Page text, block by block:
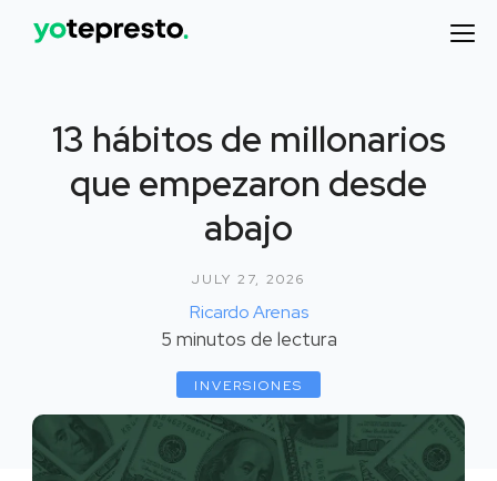
13 hábitos de millonarios
que empezaron desde
abajo
JULY 27, 2026
Ricardo Arenas
5 minutos de lectura
INVERSIONES